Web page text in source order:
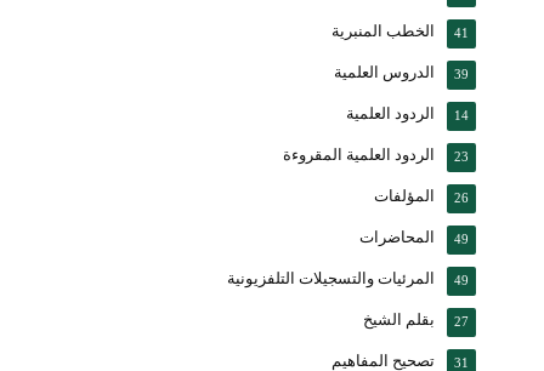
الخطب المنبرية 41
الدروس العلمية 39
الردود العلمية 14
الردود العلمية المقروءة 23
المؤلفات 26
المحاضرات 49
المرئيات والتسجيلات التلفزيونية 49
بقلم الشيخ 27
تصحيح المفاهيم 31